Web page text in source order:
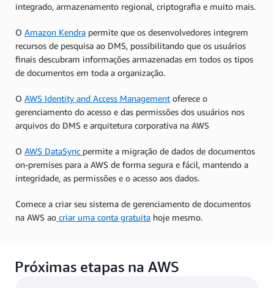
integrado, armazenamento regional, criptografia e muito mais.
O Amazon Kendra permite que os desenvolvedores integrem
recursos de pesquisa ao DMS, possibilitando que os usuários
finais descubram informações armazenadas em todos os tipos
de documentos em toda a organização.
O AWS Identity and Access Management oferece o
gerenciamento do acesso e das permissões dos usuários nos
arquivos do DMS e arquitetura corporativa na AWS
O AWS DataSync permite a migração de dados de documentos
on-premises para a AWS de forma segura e fácil, mantendo a
integridade, as permissões e o acesso aos dados.
Comece a criar seu sistema de gerenciamento de documentos
na AWS ao criar uma conta gratuita hoje mesmo.
Próximas etapas na AWS